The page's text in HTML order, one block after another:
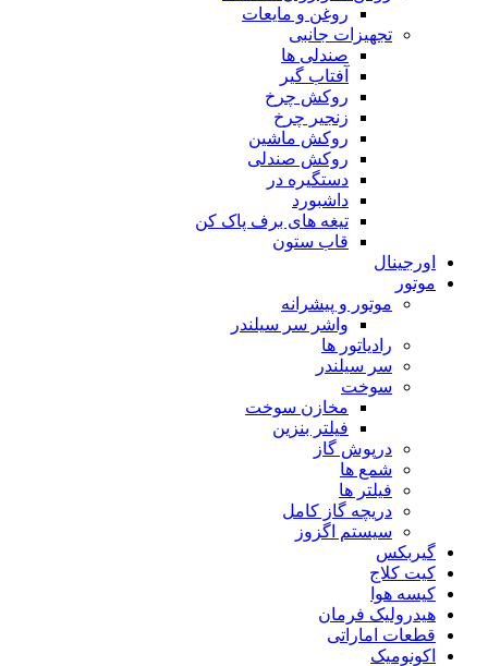
روغن و مایعات
تجهیزات جانبی
صندلی ها
آفتاب گیر
روکش چرخ
زنجیر چرخ
روکش ماشین
روکش صندلی
دستگیره در
داشبورد
تیغه های برف پاک کن
قاب ستون
اورجینال
موتور
موتور و پیشرانه
واشر سر سیلندر
رادیاتور ها
سر سیلندر
سوخت
مخازن سوخت
فیلتر بنزین
درپوش گاز
شمع ها
فیلتر ها
دریچه گاز کامل
سیستم اگزوز
گیربکس
کیت کلاج
کیسه هوا
هیدرولیک فرمان
قطعات اماراتی
اکونومیک